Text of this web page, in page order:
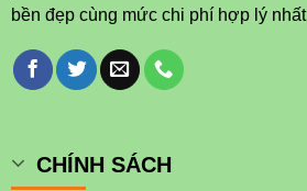
bền đẹp cùng mức chi phí hợp lý nhất
CHÍNH SÁCH